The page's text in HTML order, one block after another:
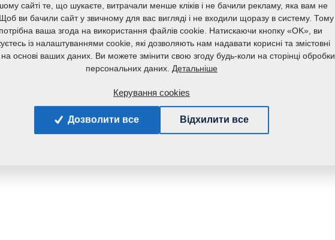
сайті те, що шукаєте, витрачали менше кліків і не бачили рекламу, яка вам не
Щоб ви бачили сайт у звичному для вас вигляді і не входили щоразу в систему. Тому
ваша згода на використання файлів cookie. Натискаючи кнопку «OK», ви
із налаштуваннями cookie, які дозволяють нам надавати корисні та змістовні
на основі ваших даних. Ви можете змінити свою згоду будь-коли на сторінці обробки
персональних даних. Детальніше
Керування cookies
Дозволити все Відхилити все